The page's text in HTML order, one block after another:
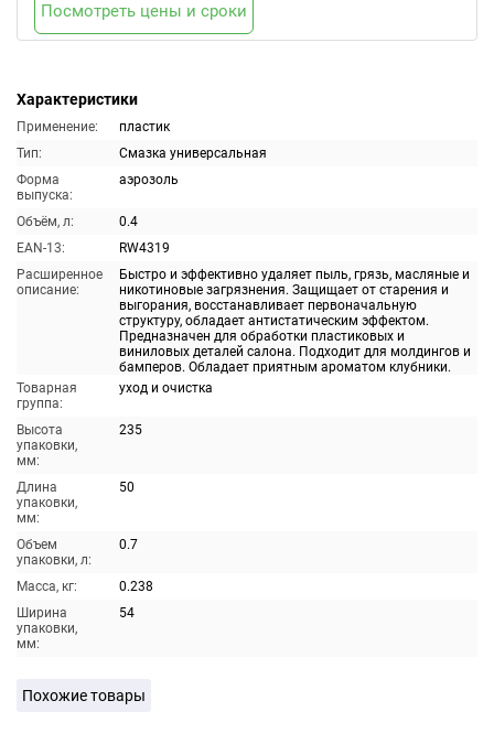
Характеристики
Применение:
пластик
Тип:
Смазка универсальная
Форма
выпуска:
аэрозоль
Объём, л:
0.4
EAN-13:
RW4319
Расширенное
описание:
Быстро и эффективно удаляет пыль, грязь, масляные и
никотиновые загрязнения. Защищает от старения и
выгорания, восстанавливает первоначальную
структуру, обладает антистатическим эффектом.
Предназначен для обработки пластиковых и
виниловых деталей салона. Подходит для молдингов и
бамперов. Обладает приятным ароматом клубники.
Товарная
группа:
уход и очистка
Высота
упаковки,
мм:
235
Длина
упаковки,
мм:
50
Объем
упаковки, л:
0.7
Масса, кг:
0.238
Ширина
упаковки,
мм:
54
Посмотреть цены и сроки
Похожие товары